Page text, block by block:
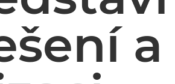
a